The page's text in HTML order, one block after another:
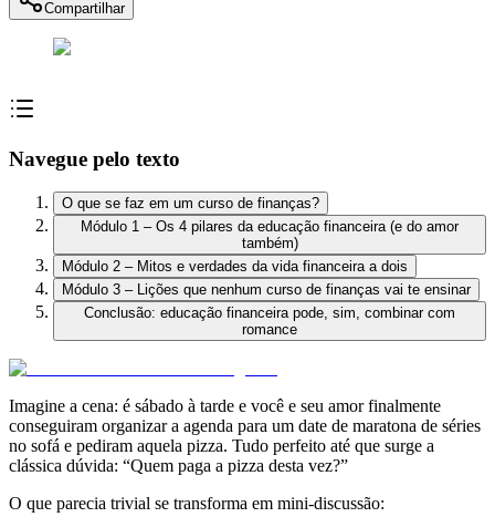
Compartilhar
Navegue pelo texto
O que se faz em um curso de finanças?
Módulo 1 – Os 4 pilares da educação financeira (e do amor
também)
Módulo 2 – Mitos e verdades da vida financeira a dois
Módulo 3 – Lições que nenhum curso de finanças vai te ensinar
Conclusão: educação financeira pode, sim, combinar com
romance
Imagine a cena: é sábado à tarde e você e seu amor finalmente
conseguiram organizar a agenda para um date de maratona de séries
no sofá e pediram aquela pizza. Tudo perfeito até que surge a
clássica dúvida: “Quem paga a pizza desta vez?”
O que parecia trivial se transforma em mini-discussão: